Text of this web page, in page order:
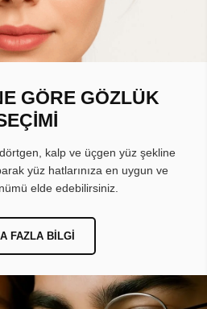
GÖRE GÖZLÜK
kalp ve üçgen yüz şekline
yüz hatlarınıza en uygun ve
elde edebilirsiniz.
FAZLA BILGI